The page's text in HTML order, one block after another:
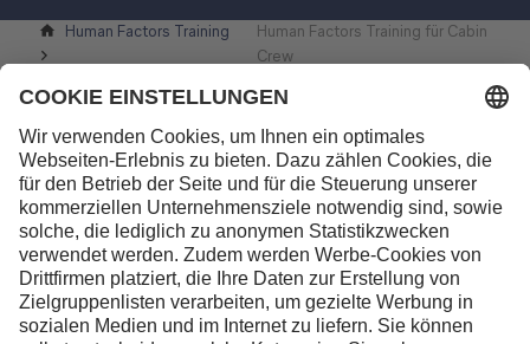
Human Factors Training
Human Factors Training für Cabin
Crew
Kontakt
Lufthansa Aviation Training GmbH
LabCampus 48
85356 München-Flughafen